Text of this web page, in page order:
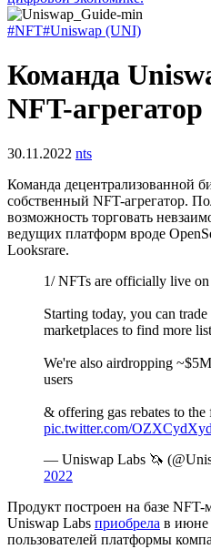
#NFT#Uniswap (UNI)
Команда
NFT-агрегатор
30.11.2022 nts
Команда децентрализованной
собственный NFT-агрегатор.
возможность торговать
ведущих платформ вроде
Looksrare.
1/ NFTs are officially live
Starting today, you can
marketplaces to find more
We're also airdropping
users
& offering gas rebates to the
pic.twitter.com/
— Uniswap Labs 🦄
2022
Продукт построен на базе NFT-
Uniswap Labs приобрела в июне
пользователей платформы